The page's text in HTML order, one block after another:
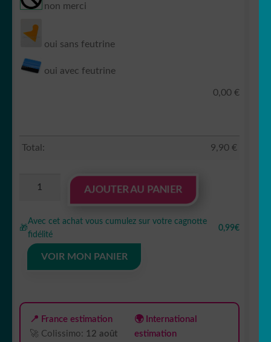
non merci
oui sans feutrine
oui avec feutrine
0,00 €
Total: 9,90 €
autocollant
line
de
AJOUTER AU PANIER
🎁
Avec cet achat vous cumulez sur votre cagnotte
fidélité
0,99€
VOIR MON PANIER
📍 France estimation
🚀 Colissimo: 12 août
🌍 International
estimation